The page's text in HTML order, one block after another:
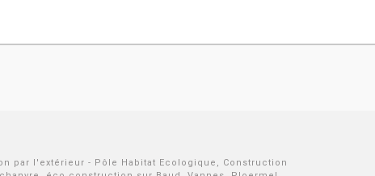
par l'extérieur - Pôle Habitat Ecologique, Construction